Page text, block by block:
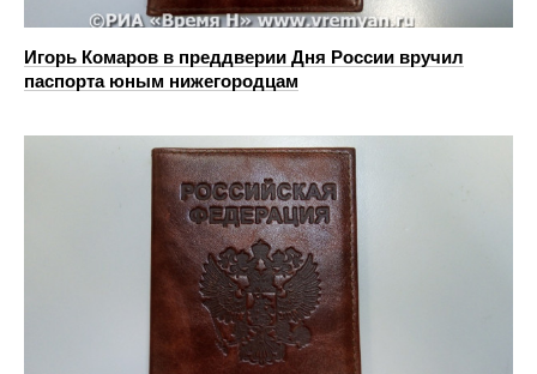
Игорь Комаров в преддверии Дня России вручил
паспорта юным нижегородцам